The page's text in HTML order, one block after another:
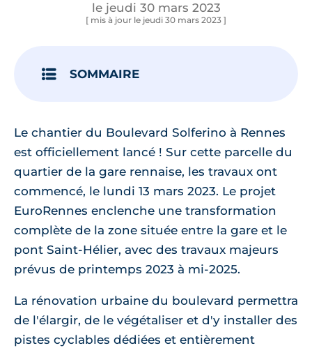
le jeudi 30 mars 2023
[ mis à jour le jeudi 30 mars 2023 ]
SOMMAIRE
Le chantier du Boulevard Solferino à Rennes
est officiellement lancé ! Sur cette parcelle du
quartier de la gare rennaise, les travaux ont
commencé, le lundi 13 mars 2023. Le projet
EuroRennes enclenche une transformation
complète de la zone située entre la gare et le
pont Saint-Hélier, avec des travaux majeurs
prévus de printemps 2023 à mi-2025.
La rénovation urbaine du boulevard permettra
de l'élargir, de le végétaliser et d'y installer des
pistes cyclables dédiées et entièrement